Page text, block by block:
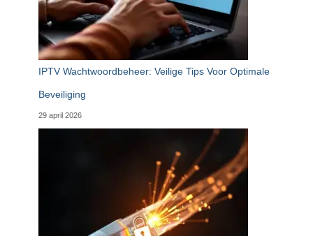
IPTV Wachtwoordbeheer: Veilige Tips Voor Optimale
Beveiliging
29 april 2026